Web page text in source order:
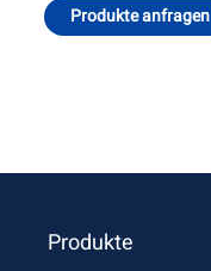
Produkte anfragen
Produkte